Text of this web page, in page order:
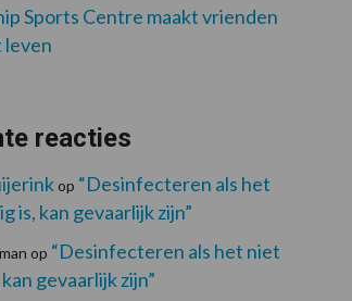
Sports Centre maakt vrienden
leven
reacties
op “Desinfecteren als het
is, kan gevaarlijk zijn”
op “Desinfecteren als het niet
gevaarlijk zijn”